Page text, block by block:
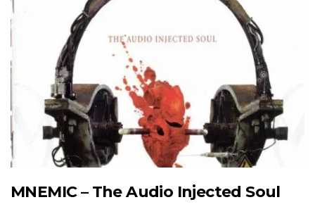
MNEMIC – The Audio Injected Soul